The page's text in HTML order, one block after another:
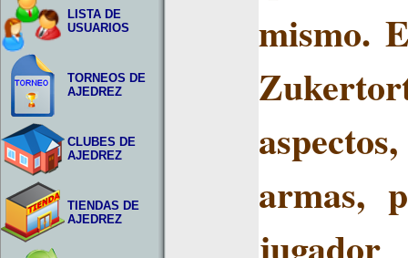
LISTA DE
USUARIOS
TORNEOS DE
AJEDREZ
CLUBES DE
AJEDREZ
TIENDAS DE
AJEDREZ
mismo.
armas,